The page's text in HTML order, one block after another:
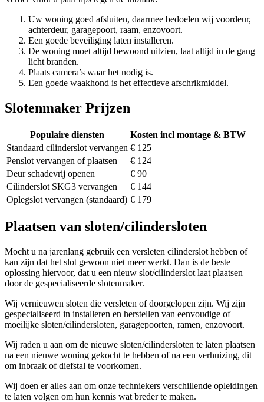
Uw woning goed afsluiten, daarmee bedoelen wij voordeur,
achterdeur, garagepoort, raam, enzovoort.
Een goede beveiliging laten installeren.
De woning moet altijd bewoond uitzien, laat altijd in de gang
licht branden.
Plaats camera’s waar het nodig is.
Een goede waakhond is het effectieve afschrikmiddel.
Slotenmaker Prijzen
Populaire diensten
Kosten incl montage & BTW
Standaard cilinderslot vervangen € 125
Penslot vervangen of plaatsen
€ 124
Deur schadevrij openen
€ 90
Cilinderslot SKG3 vervangen
€ 144
Oplegslot vervangen (standaard) € 179
Plaatsen van sloten/cilindersloten
Mocht u na jarenlang gebruik een versleten cilinderslot hebben of
kan zijn dat het slot gewoon niet meer werkt. Dan is de beste
oplossing hiervoor, dat u een nieuw slot/cilinderslot laat plaatsen
door de gespecialiseerde slotenmaker.
Wij vernieuwen sloten die versleten of doorgelopen zijn. Wij zijn
gespecialiseerd in installeren en herstellen van eenvoudige of
moeilijke sloten/cilindersloten, garagepoorten, ramen, enzovoort.
Wij raden u aan om de nieuwe sloten/cilindersloten te laten plaatsen
na een nieuwe woning gekocht te hebben of na een verhuizing, dit
om inbraak of diefstal te voorkomen.
Wij doen er alles aan om onze techniekers verschillende opleidingen
te laten volgen om hun kennis wat breder te maken.